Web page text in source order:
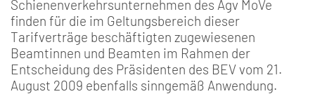
Schienenverkehrsunternehmen des Agv MoVe
finden für die im Geltungsbereich dieser
Tarifverträge beschäftigten zugewiesenen
Beamtinnen und Beamten im Rahmen der
Entscheidung des Präsidenten des BEV vom 21.
August 2009 ebenfalls sinngemäß Anwendung.